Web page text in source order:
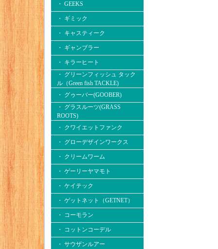
・ GEEKS
・ ギミック
・ キャスティーク
・ ギャンブラー
・ キラーヒート
・ グリーンフィッシュ タック
ル（Green fish TACKLE)
・ グゥーバー(GOOBER)
・ グラスルーツ(GRASS
ROOTS)
・ クワイエットファンク
・ グローデザインワークス
・ クリームワーム
・ ゲーリーヤマモト
・ ケイテック
・ ゲットネット（GETNET）
・ コーモラン
・ コットンコーデル
・ サウザンルアー